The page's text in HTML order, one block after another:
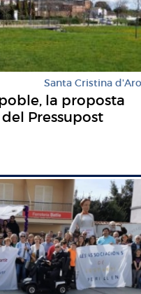
Santa Cristina d'Aro
la proposta
Pressupost